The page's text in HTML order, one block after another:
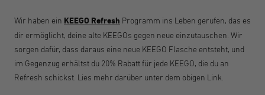
Wir haben ein KEEGO Refresh Programm ins Leben gerufen, das es
dir ermöglicht, deine alte KEEGOs gegen neue einzutauschen. Wir
sorgen dafür, dass daraus eine neue KEEGO Flasche entsteht, und
im Gegenzug erhältst du 20% Rabatt für jede KEEGO, die du an
Refresh schickst. Lies mehr darüber unter dem obigen Link.